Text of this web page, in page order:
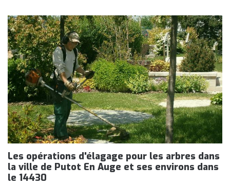
Les opérations d'élagage pour les arbres dans
la ville de Putot En Auge et ses environs dans
le 14430